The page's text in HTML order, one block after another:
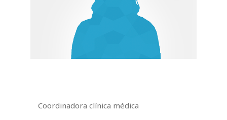
Coordinadora clínica médica